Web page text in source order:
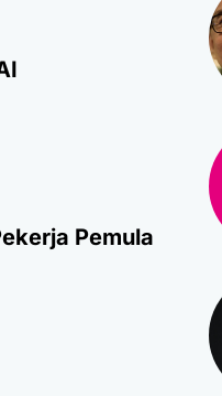
Pemula